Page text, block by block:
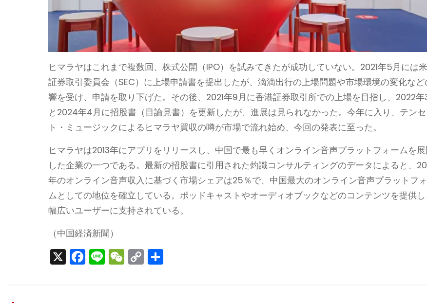
ヒマラヤはこれまで複数回、株式公開（IPO）を試みてきたが成功していない。2021年5月には
証券取引委員会（SEC）に上場申請書を提出したが、滴滴出行の上場問題や市場環境の変化など
響を受け、申請を取り下げた。その後、2021年9月に香港証券取引所での上場を目指し、2022年
と2024年4月に招股書（目論見書）を更新したが、進展は見られなかった。今年に入り、テン
ト・ミュージックによるヒマラヤ買収の噂が市場で流れ始め、今回の発表に至った。
ヒマラヤは2013年にアプリをリリースし、中国で最も早くオンライン音声プラットフォームを
した企業の一つである。最新の招股書に引用された灼識コンサルティングのデータによると、
年のオンライン音声収入に基づく市場シェアは25％で、中国最大のオンライン音声プラットフ
ムとしての地位を確立している。ポッドキャストやオーディオブックなどのコンテンツを提供し
幅広いユーザーに支持されている。
（中国経済新聞）
X F
a
Li
n
W
e
C
o